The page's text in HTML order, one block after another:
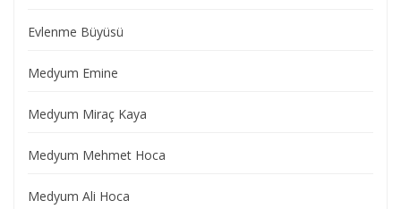
Evlenme Büyüsü
Medyum Emine
Medyum Miraç Kaya
Medyum Mehmet Hoca
Medyum Ali Hoca